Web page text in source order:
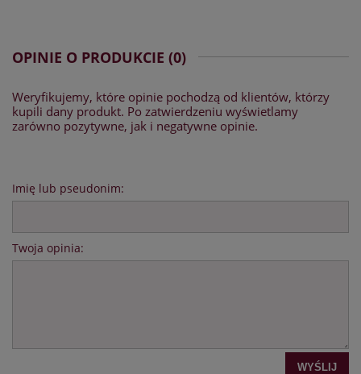
OPINIE O PRODUKCIE (0)
Weryfikujemy, które opinie pochodzą od klientów, którzy
kupili dany produkt. Po zatwierdzeniu wyświetlamy
zarówno pozytywne, jak i negatywne opinie.
Imię lub pseudonim:
Twoja opinia:
WYŚLIJ